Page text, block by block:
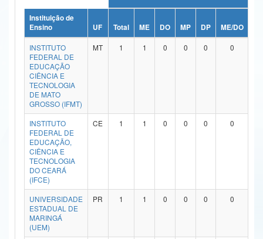
Ministério da Ciência, Tecnologia, Inovações e Comunicações
Ministério do Meio Ambiente
Ministério do Turismo
Ministério do Desenvolvimento Regional
Controladoria-Geral da União
Ministério da Mulher, da Família e dos Direitos Humanos
Secretaria-Geral
Secretaria de Governo
Gabinete de Segurança Institucional
Advocacia-Geral da União
Instituição de
Ensino
UF Total ME DO MP DP ME/DO
INSTITUTO
FEDERAL DE
EDUCAÇÃO
CIÊNCIA E
TECNOLOGIA
DE MATO
GROSSO (IFMT)
MT 1 1 0 0 0 0
INSTITUTO
FEDERAL DE
EDUCAÇÃO,
CIÊNCIA E
TECNOLOGIA
DO CEARÁ
(IFCE)
CE 1 1 0 0 0 0
UNIVERSIDADE
ESTADUAL DE
MARINGÁ
(UEM)
PR 1 1 0 0 0 0